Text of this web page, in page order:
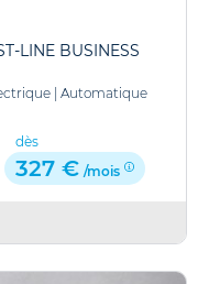
LINE BUSINESS
Automatique
dès
327 € /mois